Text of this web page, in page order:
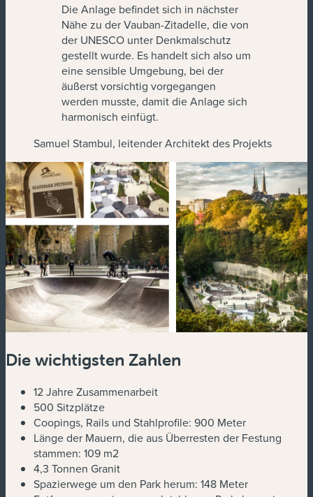
Die Anlage befindet sich in nächster
Nähe zu der Vauban-Zitadelle, die von
der UNESCO unter Denkmalschutz
gestellt wurde. Es handelt sich also um
eine sensible Umgebung, bei der
äußerst vorsichtig vorgegangen
werden musste, damit die Anlage sich
harmonisch einfügt.
Samuel Stambul, leitender Architekt des Projekts
Die wichtigsten Zahlen
12 Jahre Zusammenarbeit
500 Sitzplätze
Coopings, Rails und Stahlprofile: 900 Meter
Länge der Mauern, die aus Überresten der Festung
stammen: 109 m2
4,3 Tonnen Granit
Spazierwege um den Park herum: 148 Meter